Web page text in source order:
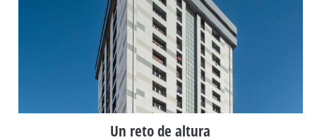
Un reto de altura